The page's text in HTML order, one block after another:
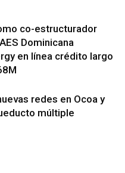
co-estructurador
Dominicana
en línea crédito largo
redes en Ocoa y
múltiple